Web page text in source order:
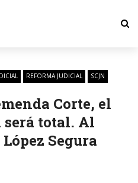
REFORMA JUDICIAL SCJN
Corte, el
será total. Al
Segura